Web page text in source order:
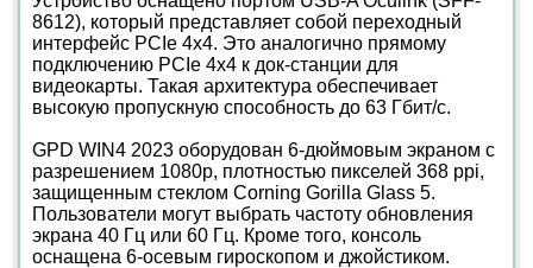
8612), который представляет собой переходный
интерфейс PCIe 4х4. Это аналогично прямому
подключению PCIe 4х4 к док-станции для
видеокарты. Такая архитектура обеспечивает
высокую пропускную способность до 63 Гбит/с.
GPD WIN4 2023 оборудован 6-дюймовым экраном с
разрешением 1080p, плотностью пикселей 368 ppi,
защищенным стеклом Corning Gorilla Glass 5.
Пользователи могут выбрать частоту обновления
экрана 40 Гц или 60 Гц. Кроме того, консоль
оснащена 6-осевым гироскопом и джойстиком.